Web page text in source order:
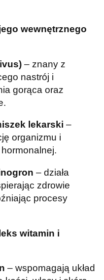
wewnętrznego
– znany z
nastrój i
gorąca oraz
lekarski –
organizmu i
– działa
zdrowie
procesy
witamin i
– wspomagają układ